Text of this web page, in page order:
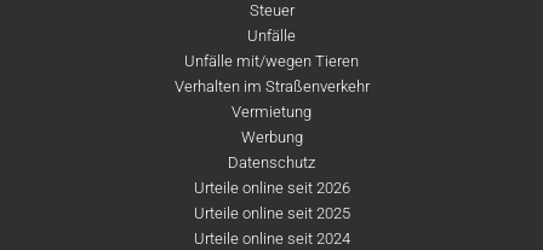
Steuer
Unfälle
Unfälle mit/wegen Tieren
Verhalten im Straßenverkehr
Vermietung
Werbung
Datenschutz
Urteile online seit 2026
Urteile online seit 2025
Urteile online seit 2024